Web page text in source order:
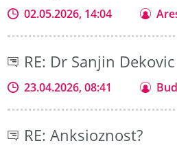
02.05.2026, 14:04
RE: Dr Sanjin Dekovic
23.04.2026, 08:41
RE: Anksioznost?